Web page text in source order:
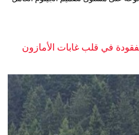
في قلب غابات الأمازون